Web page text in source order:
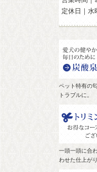
定休日｜水
ペット特有の
トラブルに。
一頭一頭に合
わせた仕上が